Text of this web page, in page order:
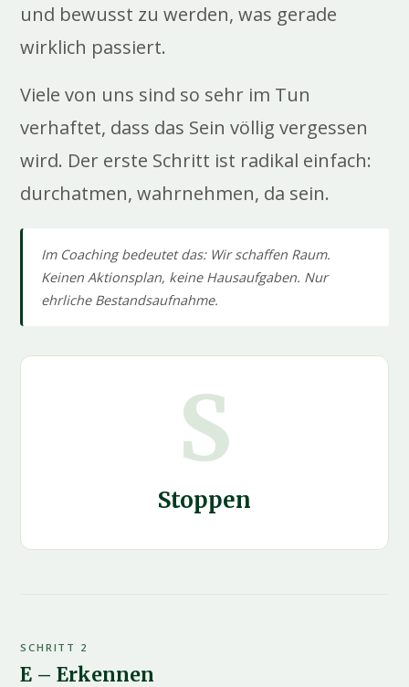
und bewusst zu werden, was gerade
wirklich passiert.
Viele von uns sind so sehr im Tun
verhaftet, dass das Sein völlig vergessen
wird. Der erste Schritt ist radikal einfach:
durchatmen, wahrnehmen, da sein.
Im Coaching bedeutet das: Wir schaffen Raum.
Keinen Aktionsplan, keine Hausaufgaben. Nur
ehrliche Bestandsaufnahme.
S
Stoppen
SCHRITT 2
E – Erkennen